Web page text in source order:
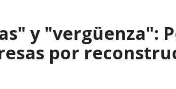
y "vergüenza":
por